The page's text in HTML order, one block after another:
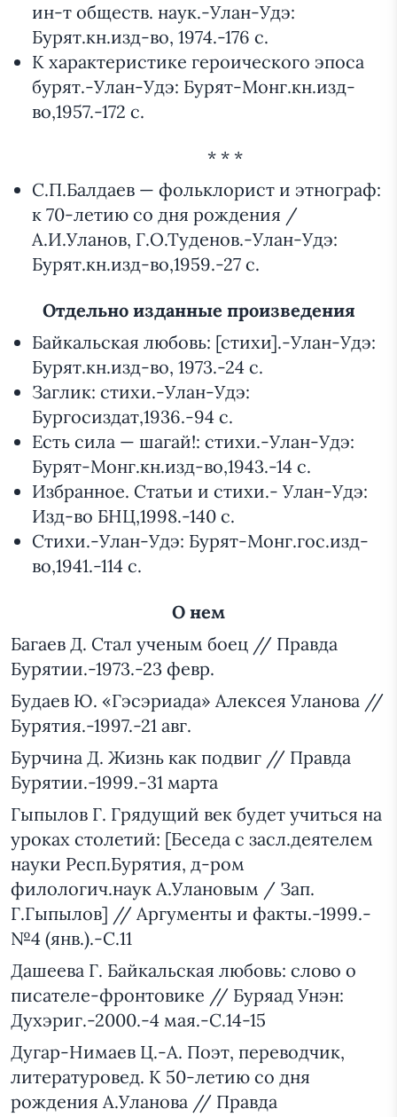
ин-т обществ. наук.-Улан-Удэ:
Бурят.кн.изд-во, 1974.-176 с.
К характеристике героического эпоса
бурят.-Улан-Удэ: Бурят-Монг.кн.изд-
во,1957.-172 с.
* * *
С.П.Балдаев — фольклорист и этнограф:
к 70-летию со дня рождения /
А.И.Уланов, Г.О.Туденов.-Улан-Удэ:
Бурят.кн.изд-во,1959.-27 с.
Отдельно изданные произведения
Байкальская любовь: [стихи].-Улан-Удэ:
Бурят.кн.изд-во, 1973.-24 с.
Заглик: стихи.-Улан-Удэ:
Бургосиздат,1936.-94 с.
Есть сила — шагай!: стихи.-Улан-Удэ:
Бурят-Монг.кн.изд-во,1943.-14 с.
Избранное. Статьи и стихи.- Улан-Удэ:
Изд-во БНЦ,1998.-140 с.
Стихи.-Улан-Удэ: Бурят-Монг.гос.изд-
во,1941.-114 с.
О нем
Багаев Д. Стал ученым боец // Правда
Бурятии.-1973.-23 февр.
Будаев Ю. «Гэсэриада» Алексея Уланова //
Бурятия.-1997.-21 авг.
Бурчина Д. Жизнь как подвиг // Правда
Бурятии.-1999.-31 марта
Гыпылов Г. Грядущий век будет учиться на
уроках столетий: [Беседа с засл.деятелем
науки Респ.Бурятия, д-ром
филологич.наук А.Улановым / Зап.
Г.Гыпылов] // Аргументы и факты.-1999.-
№4 (янв.).-С.11
Дашеева Г. Байкальская любовь: слово о
писателе-фронтовике // Буряад Унэн:
Духэриг.-2000.-4 мая.-С.14-15
Дугар-Нимаев Ц.-А. Поэт, переводчик,
литературовед. К 50-летию со дня
рождения А.Уланова // Правда